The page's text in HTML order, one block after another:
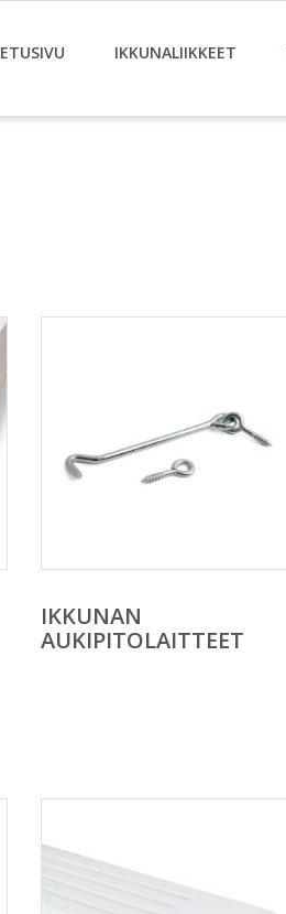
ETUSIVU IKKUNALIIKKEET
IKKUNAN
AUKIPITOLAITTEET